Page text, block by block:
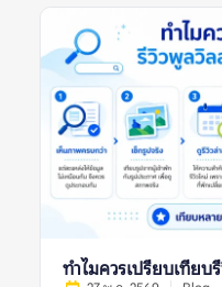
ก่อนจอง การอ่านรีวิวพูลวิลล่
ที่สุดหรือแย่ที่สุด แต่คือการ
และหลายแหล่งข้อมูลร่วมกั
ถึงอะไร? ข้อร้องเรียนซ้ำใ
หรือปัญหาคล้ายกันที่ปรากฏ
คนบอกว่าสระน้ำขุ่น หลายรี
ระบุว่าเจ้าของที่พักตอบช้าเ
มากกว่ารีวิวแย่เดี่ยว ๆ เพร
แบบบังเอิญ แต่เป็นสิ่งที่พบไ
จริงจัง ตัวอย่างข้อร้องเรียนซ้
เป็นเพียงประสบการณ์เฉพ
ข้อร้องเรียนซ้ำจึงสำคัญกว่ารี
อาจสะท้อนปัญหาจริง แต่ยัง
ทำไมควรเปรียบเทียบ